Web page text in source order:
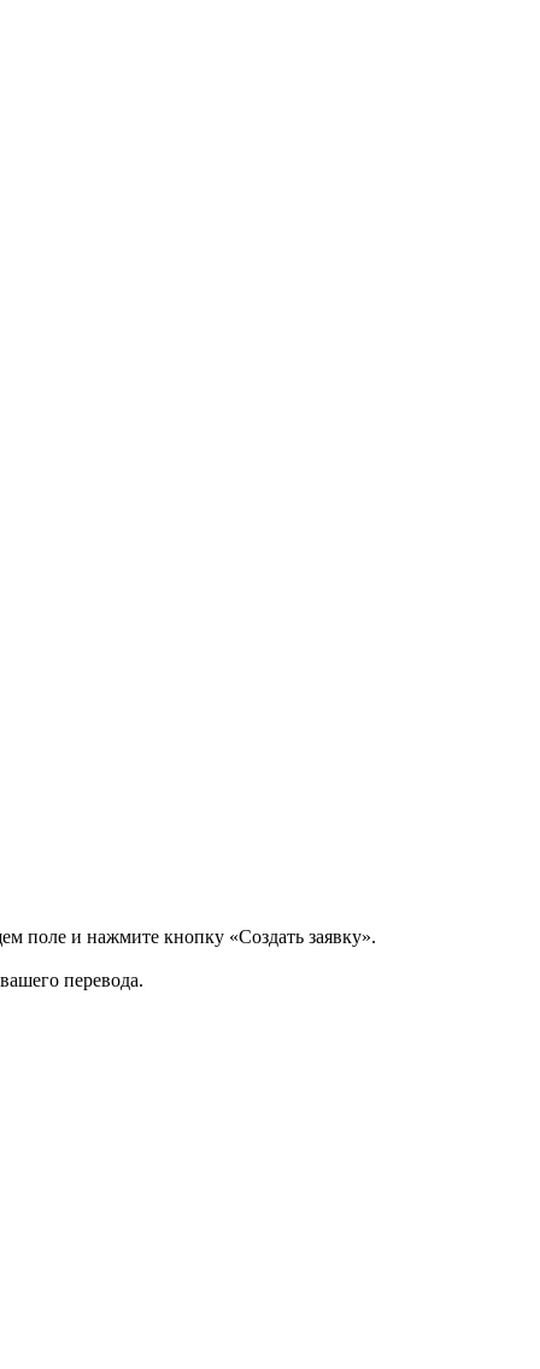
поле и нажмите кнопку «Создать заявку».
перевода.